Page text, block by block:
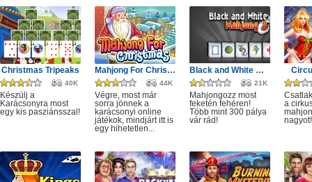
Christmas Tripeaks
40K
Készülj a
Karácsonyra most
egy kis pasziánsszal!
Mahjong For Christmas
44K
Végre, most már
sorra jönnek a
karácsonyi online
játékok, mindjárt itt is
egy hihetetlen...
Black and White Mahjong 3
21K
Mahjongozz most
feketén fehéren!
Több mint 300 pálya
vár rád!
a
nagyot!